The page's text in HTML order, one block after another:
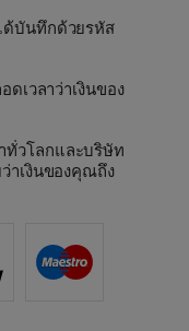
ด้บันทึกด้วยรหัส
เวลาว่าเงินของ
ทั่วโลกและบริษัท
าเงินของคุณถึง